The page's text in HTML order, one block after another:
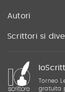
Autori
Scrittori si
Torneo
gratuita